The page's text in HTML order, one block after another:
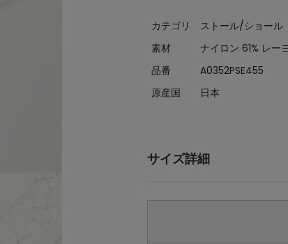
カテゴリ
ストール/ショール
素材
ナイロン 61% レー
品番
A0352PSE455
原産国
日本
サイズ詳細